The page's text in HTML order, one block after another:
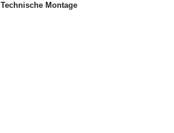
Technische Montage